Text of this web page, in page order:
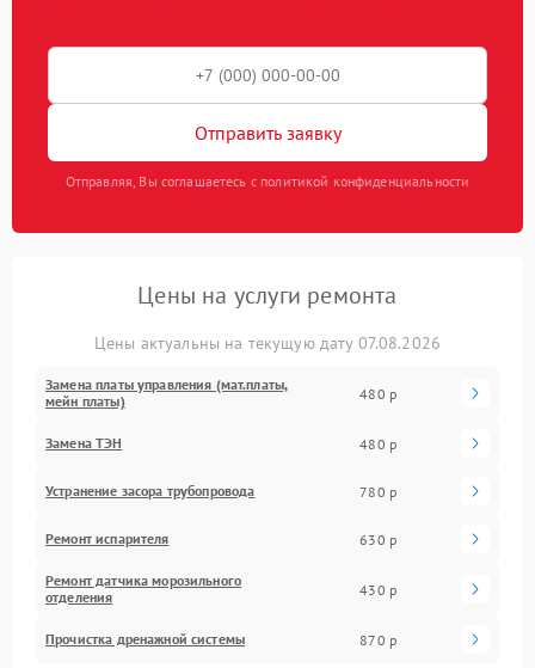
Отправить заявку
Отправляя, Вы соглашаетесь с политикой конфиденциальности
Цены на услуги ремонта
Цены актуальны на текущую дату 07.08.2026
Замена платы управления (мат.платы,
мейн платы)
480 р
Замена ТЭН 480 р
Устранение засора трубопровода 780 р
Ремонт испарителя 630 р
Ремонт датчика морозильного
отделения
430 р
Прочистка дренажной системы 870 р